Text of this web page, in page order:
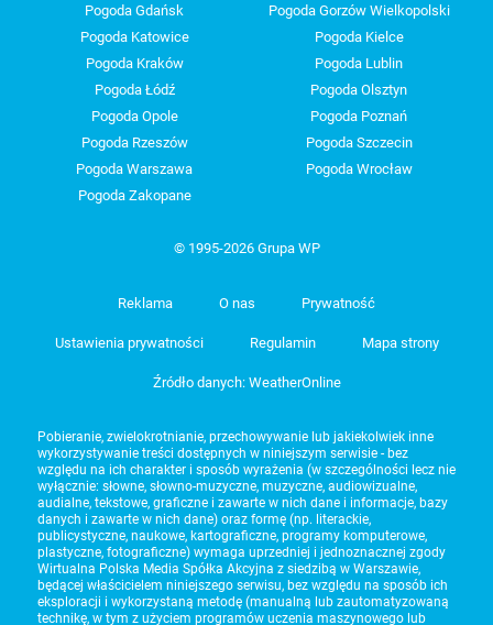
Pogoda Gdańsk
Pogoda Gorzów Wielkopolski
Pogoda Katowice
Pogoda Kielce
Pogoda Kraków
Pogoda Lublin
Pogoda Łódź
Pogoda Olsztyn
Pogoda Opole
Pogoda Poznań
Pogoda Rzeszów
Pogoda Szczecin
Pogoda Warszawa
Pogoda Wrocław
Pogoda Zakopane
© 1995-2026 Grupa WP
Reklama O nas Prywatność
Ustawienia prywatności Regulamin Mapa strony
Źródło danych: WeatherOnline
Pobieranie, zwielokrotnianie, przechowywanie lub jakiekolwiek inne
wykorzystywanie treści dostępnych w niniejszym serwisie - bez
względu na ich charakter i sposób wyrażenia (w szczególności lecz nie
wyłącznie: słowne, słowno-muzyczne, muzyczne, audiowizualne,
audialne, tekstowe, graficzne i zawarte w nich dane i informacje, bazy
danych i zawarte w nich dane) oraz formę (np. literackie,
publicystyczne, naukowe, kartograficzne, programy komputerowe,
plastyczne, fotograficzne) wymaga uprzedniej i jednoznacznej zgody
Wirtualna Polska Media Spółka Akcyjna z siedzibą w Warszawie,
będącej właścicielem niniejszego serwisu, bez względu na sposób ich
eksploracji i wykorzystaną metodę (manualną lub zautomatyzowaną
technikę, w tym z użyciem programów uczenia maszynowego lub